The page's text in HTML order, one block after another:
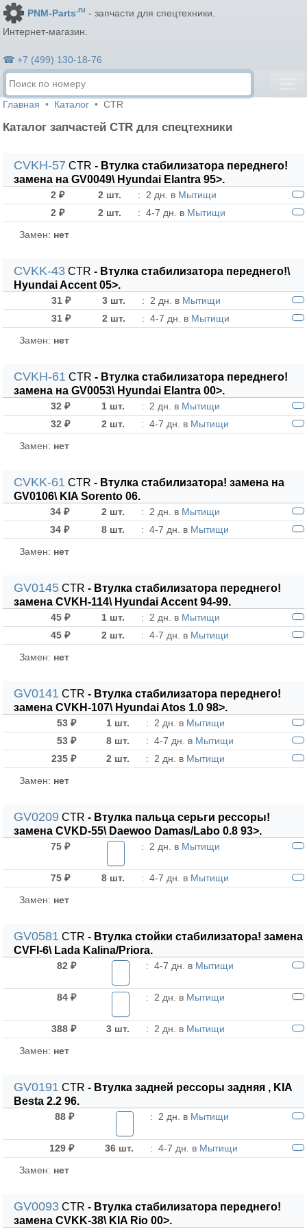
PNM-Parts.ru - запчасти для спецтехники.
Интернет-магазин.
☎ +7 (499) 130-18-76
Главная Каталог CTR
Каталог запчастей CTR для спецтехники
CVKH-57 CTR - Втулка стабилизатора переднего!
замена на GV0049\ Hyundai Elantra 95>.
2 ₽ 2 шт. : 2 дн. в Мытищи
2 ₽
2 шт. : 4-7 дн. в Мытищи
Замен: нет
CVKK-43 CTR - Втулка стабилизатора переднего!\
Hyundai Accent 05>.
31 ₽ 3 шт. : 2 дн. в Мытищи
31 ₽
2 шт. : 4-7 дн. в Мытищи
Замен: нет
CVKH-61 CTR - Втулка стабилизатора переднего!
замена на GV0053\ Hyundai Elantra 00>.
32 ₽ 1 шт. : 2 дн. в Мытищи
32 ₽
2 шт. : 4-7 дн. в Мытищи
Замен: нет
CVKK-61 CTR - Втулка стабилизатора! замена на
GV0106\ KIA Sorento 06.
34 ₽ 2 шт. : 2 дн. в Мытищи
34 ₽
8 шт. : 4-7 дн. в Мытищи
Замен: нет
GV0145 CTR - Втулка стабилизатора переднего!
замена CVKH-114\ Hyundai Accent 94-99.
45 ₽ 1 шт. : 2 дн. в Мытищи
45 ₽
2 шт. : 4-7 дн. в Мытищи
Замен: нет
GV0141 CTR - Втулка стабилизатора переднего!
замена CVKH-107\ Hyundai Atos 1.0 98>.
53 ₽ 1 шт. : 2 дн. в Мытищи
53 ₽
8 шт. : 4-7 дн. в Мытищи
235 ₽
2 шт. : 2 дн. в Мытищи
Замен: нет
GV0209 CTR - Втулка пальца серьги рессоры!
замена CVKD-55\ Daewoo Damas/Labo 0.8 93>.
75 ₽ : 2 дн. в Мытищи
75 ₽ 8 шт. : 4-7 дн. в Мытищи
Замен: нет
GV0581 CTR - Втулка стойки стабилизатора! замена
CVFI-6\ Lada Kalina/Priora.
82 ₽ : 4-7 дн. в Мытищи
84 ₽ : 2 дн. в Мытищи
388 ₽ 3 шт. : 2 дн. в Мытищи
Замен: нет
GV0191 CTR - Втулка задней рессоры задняя , KIA
Besta 2.2 96.
88 ₽ : 2 дн. в Мытищи
129 ₽ 36 шт. : 4-7 дн. в Мытищи
Замен: нет
GV0093 CTR - Втулка стабилизатора переднего!
замена CVKK-38\ KIA Rio 00>.